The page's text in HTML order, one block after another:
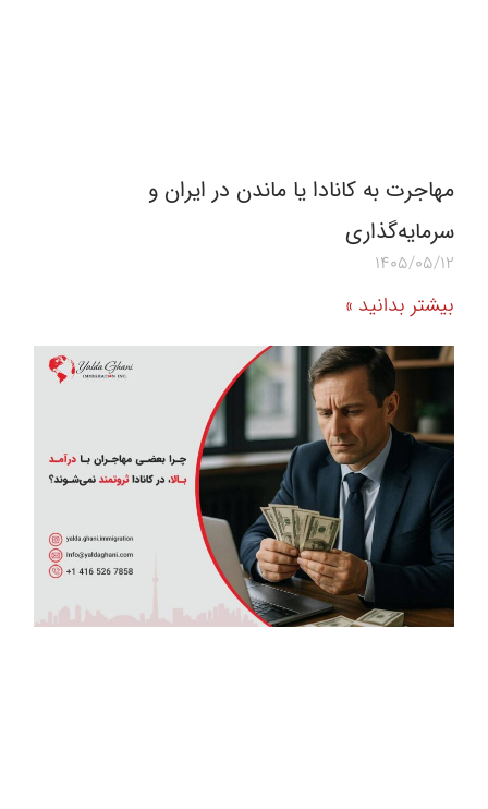
مهاجرت به کانادا یا ماندن در ایران و
سرمایه‌گذاری
1405/05/12
بیشتر بدانید »